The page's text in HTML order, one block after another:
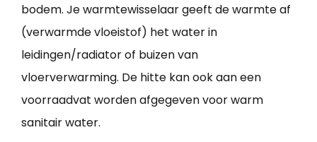
bodem. Je warmtewisselaar geeft de warmte af
(verwarmde vloeistof) het water in
leidingen/radiator of buizen van
vloerverwarming. De hitte kan ook aan een
voorraadvat worden afgegeven voor warm
sanitair water.